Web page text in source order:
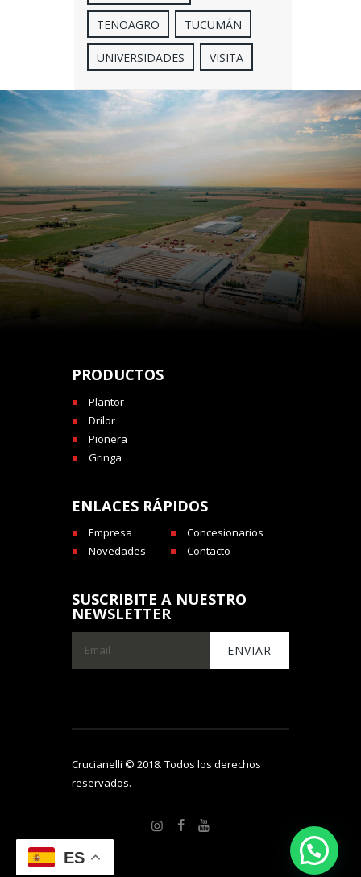
TENOAGRO TUCUMÁN
UNIVERSIDADES VISITA
PRODUCTOS
Plantor
Drilor
Pionera
Gringa
ENLACES RÁPIDOS
Empresa
Concesionarios
Novedades
Contacto
SUSCRIBITE A NUESTRO
NEWSLETTER
Crucianelli © 2018. Todos los derechos
reservados.
ES